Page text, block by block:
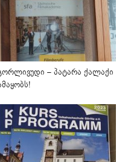
– პატარა ქალაქი